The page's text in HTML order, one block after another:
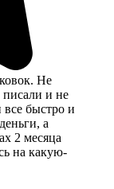
Не
и не
все быстро и
а
2 месяца
на какую-